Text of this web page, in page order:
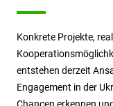
Konkrete Projekte,
entstehen derzeit
Engagement in der